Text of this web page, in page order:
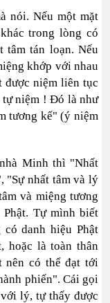
nói. Nếu một mặt
trong lòng có
tâm tán loạn. Nếu
khớp với nhau
được niệm liên tục
tự niệm ! Đó là như
tương kế" (ý niệm
Minh thì "Nhất
"Sự nhất tâm và lý
và miệng tương
Tự mình biết
danh hiệu Phật
hoặc là toàn thân
nên có thể đạt tới
phiến". Cái gọi
lý, tự thấy được